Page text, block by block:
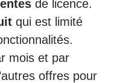
de licence.
qui est limité
mois et par
offres pour